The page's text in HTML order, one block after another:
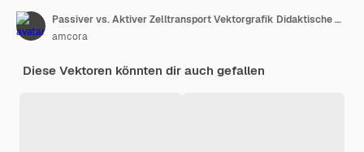
Passiver vs. Aktiver Zelltransport Vektorgrafik Didaktische Darstellung
amcora
Diese Vektoren könnten dir auch gefallen